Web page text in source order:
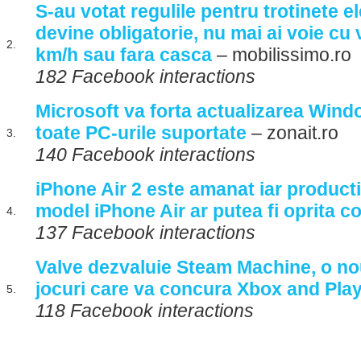
2.
S-au votat regulile pentru trotinete
devine obligatorie, nu mai ai voie cu
km/h sau fara casca – mobilissimo.ro
182 Facebook interactions
3.
Microsoft va forta actualizarea
toate PC-urile suportate – zonait.ro
140 Facebook interactions
4.
iPhone Air 2 este amanat iar
model iPhone Air ar putea fi oprita
137 Facebook interactions
5.
Valve dezvaluie Steam Machine, o
jocuri care va concura Xbox and
118 Facebook interactions